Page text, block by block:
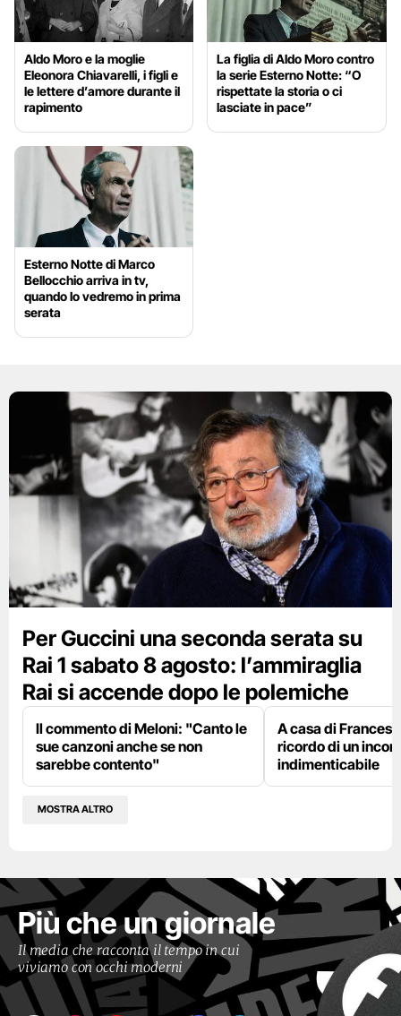
Aldo Moro e la moglie
Eleonora Chiavarelli, i figli e
le lettere d’amore durante il
rapimento
La figlia di Aldo Moro contro
la serie Esterno Notte: “O
rispettate la storia o ci
lasciate in pace”
Esterno Notte di Marco
Bellocchio arriva in tv,
quando lo vedremo in prima
serata
Per Guccini una seconda serata su
Rai 1 sabato 8 agosto: l’ammiraglia
Rai si accende dopo le polemiche
Il commento di Meloni: "Canto le
sue canzoni anche se non
sarebbe contento"
A casa di
ricordo di un
indimenticabile
MOSTRA ALTRO
Più che un giornale
Il media che racconta il tempo in cui
viviamo con occhi moderni